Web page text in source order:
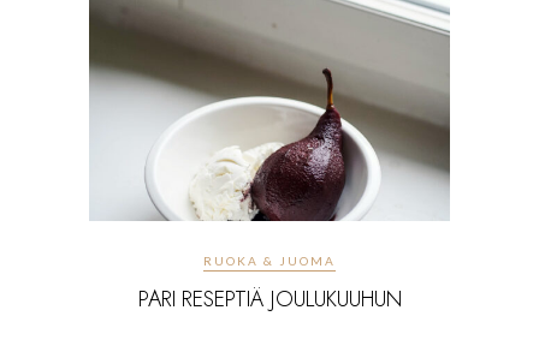
RUOKA & JUOMA
PARI RESEPTIÄ JOULUKUUHUN